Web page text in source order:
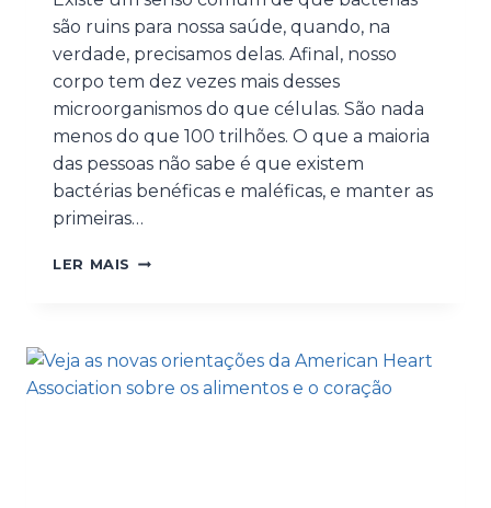
são ruins para nossa saúde, quando, na
verdade, precisamos delas. Afinal, nosso
corpo tem dez vezes mais desses
microorganismos do que células. São nada
menos do que 100 trilhões. O que a maioria
das pessoas não sabe é que existem
bactérias benéficas e maléficas, e manter as
primeiras…
LER MAIS